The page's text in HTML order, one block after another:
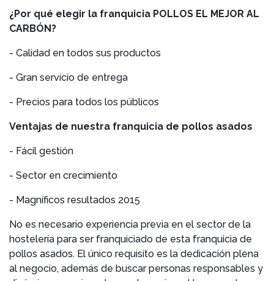
¿Por qué elegir la franquicia POLLOS EL MEJOR AL
CARBÓN?
- Calidad en todos sus productos
- Gran servicio de entrega
- Precios para todos los públicos
Ventajas de nuestra franquicia de pollos asados
- Fácil gestión
- Sector en crecimiento
- Magníficos resultados 2015
No es necesario experiencia previa en el sector de la
hostelería para ser franquiciado de esta franquicia de
pollos asados. El único requisito es la dedicación plena
al negocio, además de buscar personas responsables y